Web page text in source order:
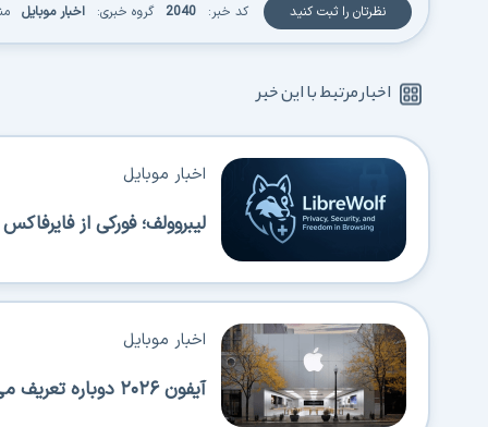
نظرتان را ثبت کنید کد خبر: 2040 گروه خبری: اخبار موبایل
اخبار مرتبط با این خبر
لیبروولف؛ فورکی از
اخبار موبایل
آیفون ۲۰۲۶ دوباره تعریف می‌شود؛ عرضه‌های پیاپی اپل همه را شگفت‌زده می‌کند!
اخبار موبایل